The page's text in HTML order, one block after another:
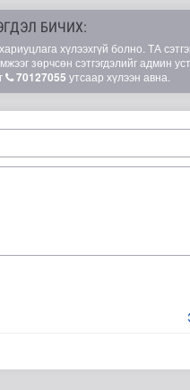
БИЧИХ:
хүлээхгүй болно. ТА
зөрчсөн сэтгэгдэлийг админ
70127055 утсаар хүлээн авна.